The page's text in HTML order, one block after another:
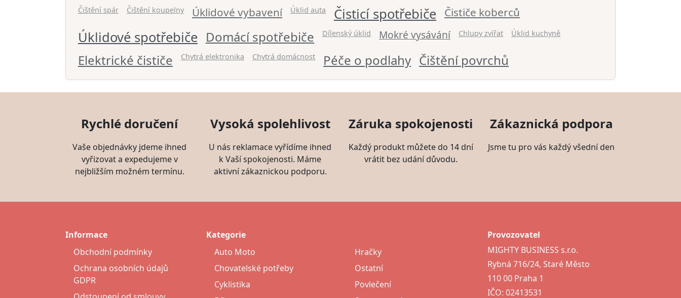
Čištění spár Čištění koupelny Úklidové vybavení Úklid auta Čisticí spotřebiče Čističe koberců
Úklidové spotřebiče Domácí spotřebiče Dílenský úklid Mokré vysávání Chlupy zvířat Úklid kuchyně
Elektrické čističe Chytrá elektronika Chytrá domácnost Péče o podlahy Čištění povrchů
Rychlé doručení
Vaše objednávky jdeme ihned
vyřizovat a expedujeme v
nejbližším možném termínu.
Vysoká spolehlivost
U nás reklamace vyřídíme ihned
k Vaší spokojenosti. Máme
aktivní zákaznickou podporu.
Záruka spokojenosti
Každý produkt můžete do 14 dní
vrátit bez udání důvodu.
Zákaznická podpora
Jsme tu pro vás každý všední den
Informace
Obchodní podmínky
Ochrana osobních údajů
GDPR
Kategorie
Auto Moto
Chovatelské potřeby
Cyklistika
Hračky
Ostatní
Povlečení
Provozovatel
MIGHTY BUSINESS s.r.o.
Rybná 716/24, Staré Město
110 00 Praha 1
IČO: 02413531